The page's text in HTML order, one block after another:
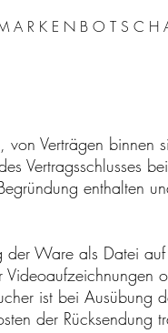
A R K E N B O T S C H
Verträgen
Vertragsschlusses
enthalten
der Ware als Datei
ist bei Ausübung
der Rücksendung